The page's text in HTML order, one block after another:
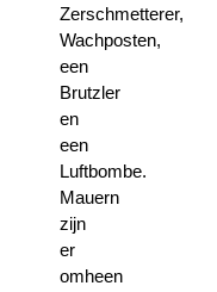
Zerschmetterer,
Wachposten,
een
Brutzler
en
een
Luftbombe.
Mauern
zijn
er
omheen